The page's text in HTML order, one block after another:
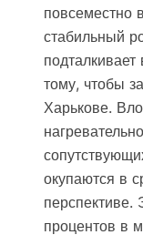
повсеместно
стабильный
тому, чтобы
Харькове.
окупаются в
перспективе.
процентов в